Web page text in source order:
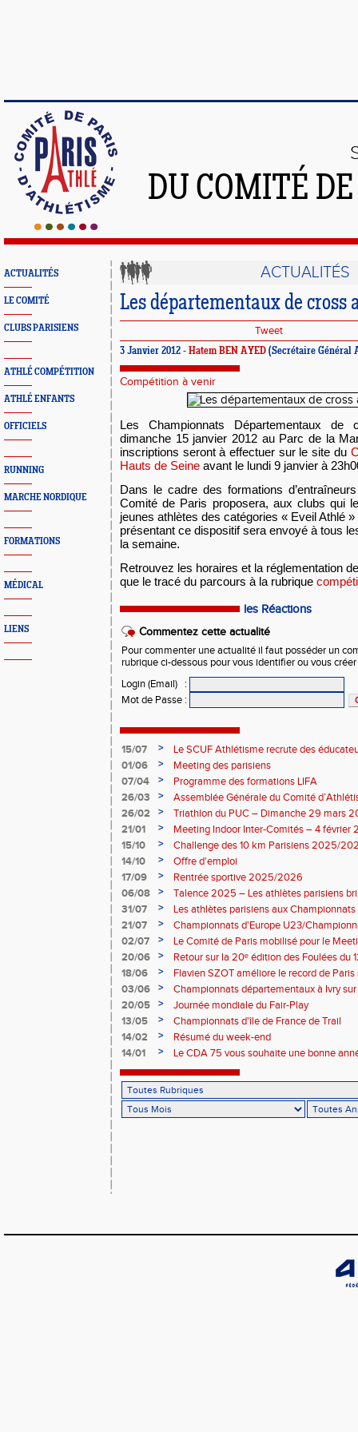
DU COMITÉ
ACTUALITÉS
LE COMITÉ
CLUBS PARISIENS
ATHLÉ COMPÉTITION
ATHLÉ ENFANTS
OFFICIELS
RUNNING
MARCHE NORDIQUE
FORMATIONS
MÉDICAL
LIENS
ACTUALITÉS
Les départementaux de cross
Tweet
3 Janvier 2012 - Hatem BEN AYED (Secrétaire Général
Compétition à venir
Les Championnats Départementaux
dimanche 15 janvier 2012 au Parc de la
inscriptions seront à effectuer sur le site du
Hauts de Seine avant le lundi 9 janvier à
Dans le cadre des formations
Comité de Paris proposera, aux clubs qui
jeunes athlètes des catégories « Eveil Athlé
présentant ce dispositif sera envoyé à tous
la semaine.
Retrouvez les horaires et la réglementation
que le tracé du parcours à la rubrique
les Réactions
Commentez cette actualité
Pour commenter une actualité il faut posséder un
rubrique ci-dessous pour vous identifier ou vous
Login (Email)
:
Mot de Passe :
15/07 >
Le SCUF Athlétisme recrute des
2026-2027 !
01/06 >
Meeting des parisiens
07/04
>
Programme des formations LIFA
26/03
>
Assemblée Générale du Comité
26/02
>
Triathlon du PUC – Dimanche 29 mars
21/01
>
Meeting Indoor Inter-Comités – 4 février
15/10
>
Challenge des 10 km Parisiens 2025/
14/10
>
Offre d'emploi
17/09
>
Rentrée sportive 2025/2026
06/08
>
Talence 2025 – Les athlètes parisiens
de France Élite
31/07 >
Les athlètes parisiens aux
21/07
>
Championnats d'Europe U23/
02/07
>
Le Comité de Paris mobilisé pour le
20/06
>
Retour sur la 20ᵉ édition des Foulées du
18/06
>
Flavien SZOT améliore le record de Paris
03/06
>
Championnats départementaux à Ivry
20/05
>
Journée mondiale du Fair-Play
13/05
>
Championnats d'île de France de Trail
14/02
>
Résumé du week-end
14/01
> Le CDA 75 vous souhaite une bonne